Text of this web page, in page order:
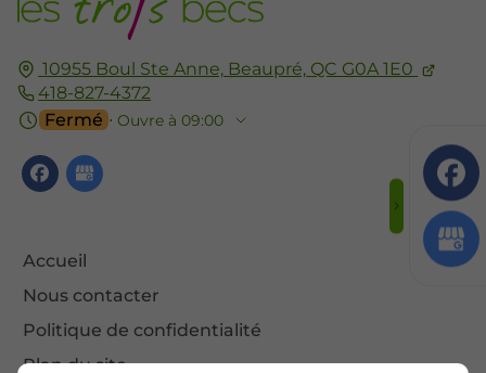
10955 Boul Ste Anne, Beaupré, QC G0A 1E0
418-827-4372
Fermé ⋅ Ouvre à 09:00
Accueil
Nous contacter
Politique de confidentialité
Plan du site